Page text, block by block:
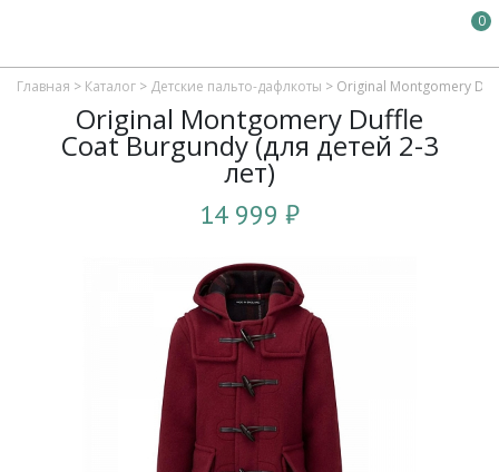
0
Главная > Каталог > Детские пальто-дафлкоты > Original Montgomery
Original Montgomery Duffle
Coat Burgundy (для детей 2-3
лет)
14 999 ₽